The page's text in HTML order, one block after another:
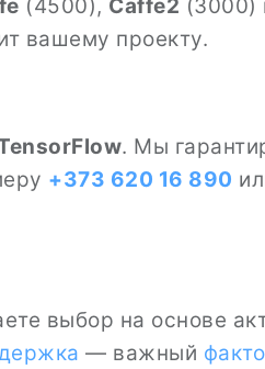
(4500), Caffe2 (3000)
вашему проекту.
. Мы
+373 620 16 890
выбор на основе
— важный